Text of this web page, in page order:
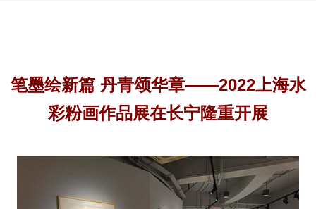
笔墨绘新篇 丹青颂华章——2022上海水
彩粉画作品展在长宁隆重开展